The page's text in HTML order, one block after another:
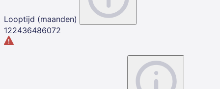
Looptijd (maanden)
122436486072